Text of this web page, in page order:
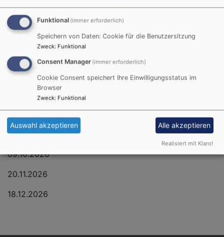
Gemeindehaus
eingeladen.
Wer ein tolles neues
gerne mitbringen und
den anderen vorstellen.
Die Termine sind Freitags ab 18:00 Uhr
28.08.2026
11.09.2026
09.10.2026
20.11.2026
18.12.2026
Funktional (immer erforderlich)
Speichern von Daten: Cookie für die Benutzersitzung
Zweck: Funktional
Consent Manager (immer erforderlich)
Cookie Consent speichert Ihre Einwilligungsstatus im
Browser
Zweck: Funktional
Auswahl akzeptieren Alle akzeptieren
Realisiert mit Klaro!